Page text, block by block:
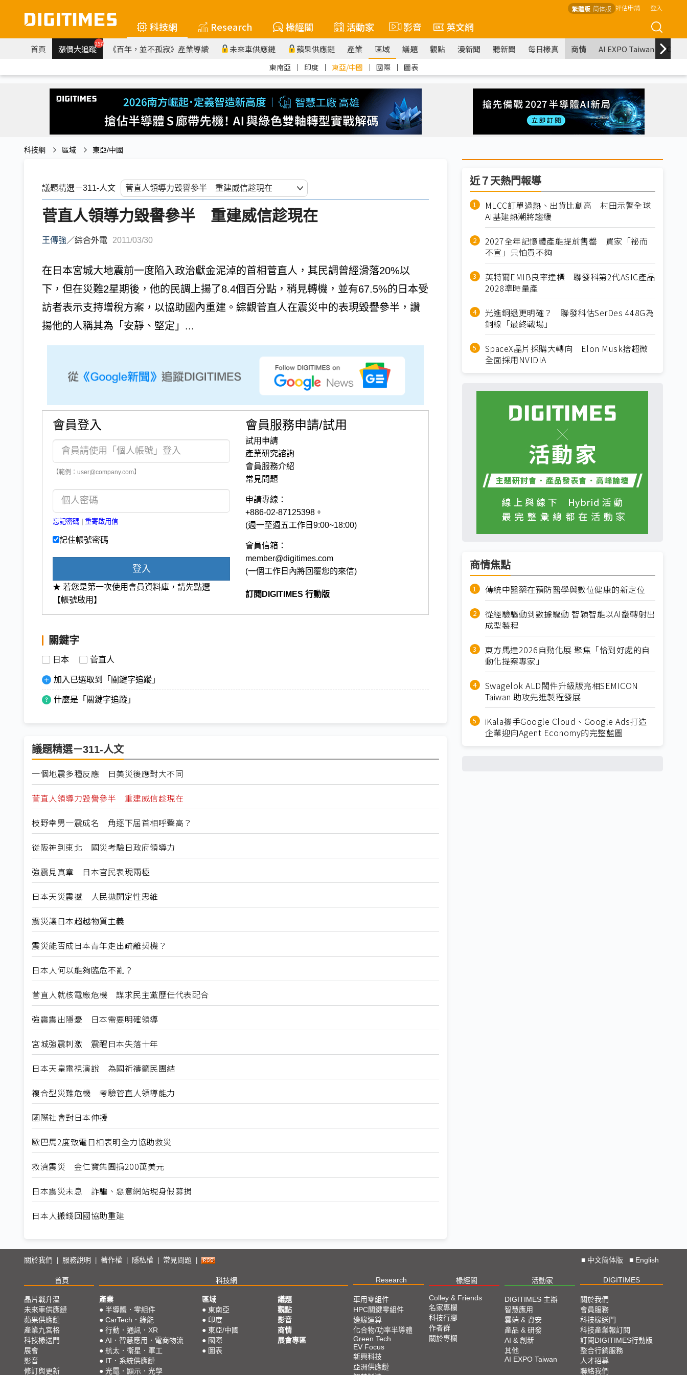
繁體版 简体版 評估申請 登入
科技網 Research 椽經閣 活動家 影音 英文網
首頁 漲價大追蹤257 《百年，並不孤寂》產業導讀 未來車供應鏈 蘋果供應鏈 產業 區域 議題 觀點 漫新聞 聽新聞 每日椽真 商情 AI EXPO Taiwan
東南亞 ｜ 印度 ｜ 東亞/中國 ｜ 國際 ｜ 圖表
科技網 區域 東亞/中國
議題精選－311-人文
菅直人領導力毀譽參半 重建威信趁現在
王傳強 ／綜合外電 2011/03/30
在日本宮城大地震前一度陷入政治獻金泥淖的首相菅直人，其民調曾經滑落20%以
下，但在災難2星期後，他的民調上揚了8.4個百分點，稍見轉機，並有67.5%的日本受
訪者表示支持增稅方案，以協助國內重建。綜觀菅直人在震災中的表現毀譽參半，讚
揚他的人稱其為「安靜、堅定」...
會員登入
【範例：user@company.com】
忘記密碼 重寄啟用信
記住帳號密碼
登入
★ 若您是第一次使用會員資料庫，請先點選
【帳號啟用】
會員服務申請/試用
試用申請
產業研究諮詢
會員服務介紹
常見問題
申請專線：
+886-02-87125398。
(週一至週五工作日9:00~18:00)
會員信箱：
member@digitimes.com
(一個工作日內將回覆您的來信)
訂閱DIGITIMES 行動版
關鍵字
日本 菅直人
加入已選取到「關鍵字追蹤」
什麼是「關鍵字追蹤」
議題精選－311-人文
一個地震多種反應 日美災後應對大不同
菅直人領導力毀譽參半 重建威信趁現在
枝野幸男一震成名 角逐下屆首相呼聲高？
從阪神到東北 國災考驗日政府領導力
強震見真章 日本官民表現兩極
日本天災震撼 人民拋開定性思維
震災讓日本超越物質主義
震災能否成日本青年走出疏離契機？
日本人何以能夠臨危不亂？
菅直人就核電廠危機 謀求民主黨歷任代表配合
強震震出隱憂 日本需要明確領導
宮城強震刺激 震醒日本失落十年
日本天皇電視演說 為國祈禱籲民團結
複合型災難危機 考驗菅直人領導能力
國際社會對日本伸援
歐巴馬2度致電日相表明全力協助救災
救濟震災 金仁寶集團捐200萬美元
日本震災未息 詐騙、惡意網站現身假募捐
日本人搬錢回國協助重建
近７天熱門報導
MLCC訂單過熱、出貨比創高 村田示警全球
AI基建熱潮將趨緩
2027全年記憶體產能提前售罄 買家「祕而
不宣」只怕買不夠
英特爾EMIB良率達標 聯發科第2代ASIC產品
2028準時量產
光進銅退更明確？ 聯發科估SerDes 448G為
銅線「最終戰場」
SpaceX晶片採購大轉向 Elon Musk捨超微
全面採用NVIDIA
商情焦點
傳統中醫藥在預防醫學與數位健康的新定位
從經驗驅動到數據驅動 智穎智能以AI翻轉射出
成型製程
東方馬達2026自動化展 聚焦「恰到好處的自
動化提案專家」
Swagelok ALD閥件升級版亮相SEMICON
Taiwan 助攻先進製程發展
iKala攜手Google Cloud、Google Ads打造
企業迎向Agent Economy的完整藍圖
關於我們 服務說明 著作權 隱私權 常見問題 ■ 中文简体版 ■ English
首頁 科技網 Research 椽經閣 活動家 DIGITIMES
晶片戰升溫
未來車供應鏈
蘋果供應鏈
產業九宮格
科技椽送門
展會
影音
修訂與更新
產業
● 半導體．零組件
● CarTech．綠能
● 行動．通訊．XR
● AI．智慧應用．電商物流
● 航太．衛星．軍工
● IT．系統供應鏈
● 光電．顯示．光學
區域
● 東南亞
● 印度
● 東亞/中國
● 國際
● 圖表
議題
觀點
影音
商情
展會專區
車用零組件
HPC關鍵零組件
邊緣運算
化合物/功率半導體
Green Tech
EV Focus
新興科技
亞洲供應鏈
Colley & Friends
名家專欄
科技行腳
作者群
關於專欄
DIGITIMES 主辦
智慧應用
雲端 & 資安
產品 & 研發
AI & 創新
其他
AI EXPO Taiwan
關於我們
會員服務
科技椽送門
科技產業報訂閱
訂閱DIGITIMES行動版
整合行銷服務
人才招募
聯絡我們